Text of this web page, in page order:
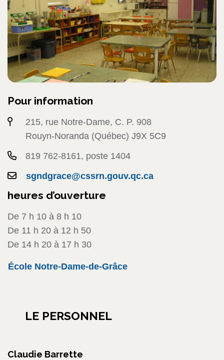
Pour information
215, rue Notre-Dame, C. P. 908
Rouyn-Noranda (Québec) J9X 5C9
819 762-8161, poste 1404
sgndgrace@cssrn.gouv.qc.ca
heures d’ouverture
De 7 h 10 à 8 h 10
De 11 h 20 à 12 h 50
De 14 h 20 à 17 h 30
École Notre-Dame-de-Grâce
LE PERSONNEL
Claudie Barrette